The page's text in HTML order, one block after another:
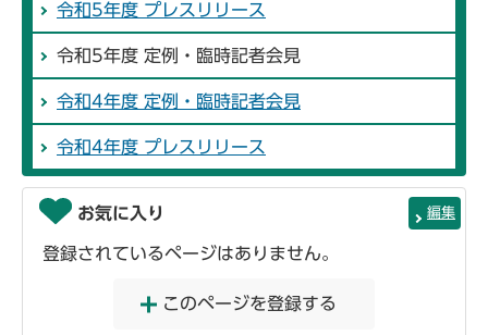
令和5年度 プレスリリース
令和5年度 定例・臨時記者会見
令和4年度 定例・臨時記者会見
令和4年度 プレスリリース
お気に入り 編集
登録されているページはありません。
このページを登録する